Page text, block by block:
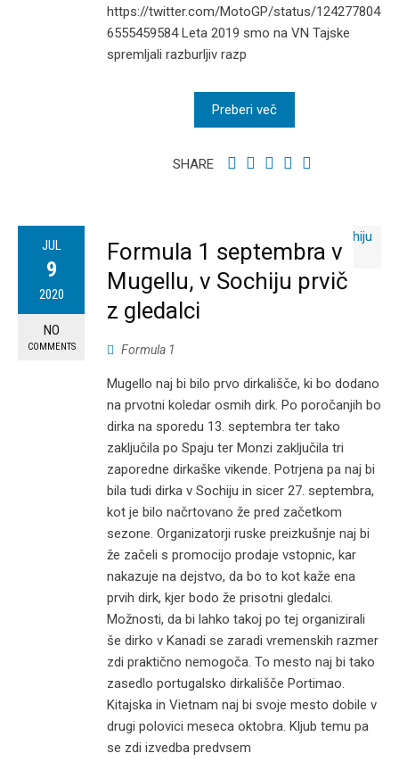
https://twitter.com/MotoGP/status/124277804
6555459584 Leta 2019 smo na VN Tajske
spremljali razburljiv razp
Preberi več
SHARE
JUL
9
2020
NO
COMMENTS
Formula 1 septembra v
Mugellu, v Sochiju prvič
z gledalci
Formula 1
Mugello naj bi bilo prvo dirkališče, ki bo dodano
na prvotni koledar osmih dirk. Po poročanjih bo
dirka na sporedu 13. septembra ter tako
zaključila po Spaju ter Monzi zaključila tri
zaporedne dirkaške vikende. Potrjena pa naj bi
bila tudi dirka v Sochiju in sicer 27. septembra,
kot je bilo načrtovano že pred začetkom
sezone. Organizatorji ruske preizkušnje naj bi
že začeli s promocijo prodaje vstopnic, kar
nakazuje na dejstvo, da bo to kot kaže ena
prvih dirk, kjer bodo že prisotni gledalci.
Možnosti, da bi lahko takoj po tej organizirali
še dirko v Kanadi se zaradi vremenskih razmer
zdi praktično nemogoča. To mesto naj bi tako
zasedlo portugalsko dirkališče Portimao.
Kitajska in Vietnam naj bi svoje mesto dobile v
drugi polovici meseca oktobra. Kljub temu pa
se zdi izvedba predvsem